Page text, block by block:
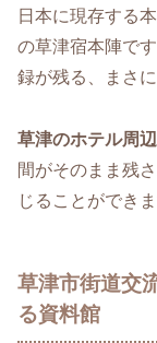
日本に現存する
の草津宿本陣で
録が残る、まさ
草津のホテル周
間がそのまま残
じることができま
草津市街道交
る資料館